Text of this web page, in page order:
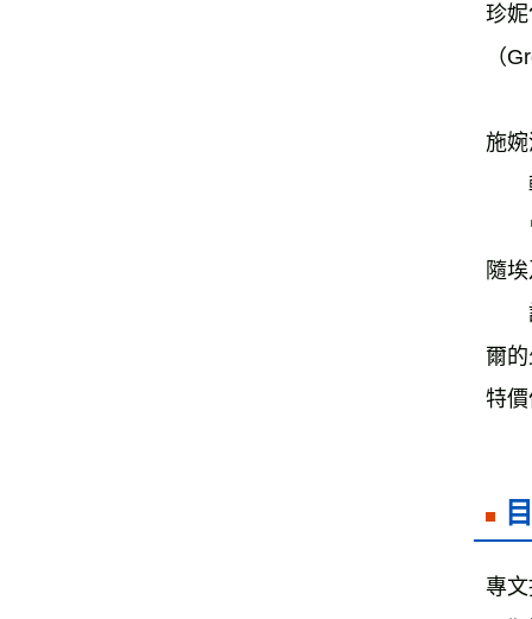
珍
（
施
輔
曾
隨
譯
爾
特
專